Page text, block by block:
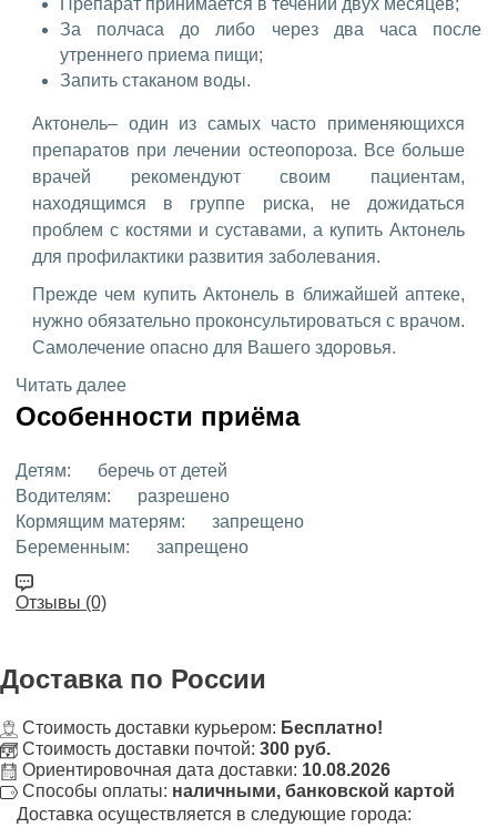
Препарат принимается в течении двух месяцев;
За полчаса до либо через два часа после
утреннего приема пищи;
Запить стаканом воды.
Актонель– один из самых часто применяющихся
препаратов при лечении остеопороза. Все больше
врачей рекомендуют своим пациентам,
находящимся в группе риска, не дожидаться
проблем с костями и суставами, а купить Актонель
для профилактики развития заболевания.
Прежде чем купить Актонель в ближайшей аптеке,
нужно обязательно проконсультироваться с врачом.
Самолечение опасно для Вашего здоровья.
Читать далее
Особенности приёма
Детям:
беречь от детей
Водителям:
разрешено
Кормящим матерям:
запрещено
Беременным:
запрещено
Отзывы (0)
Доставка по России
Стоимость доставки курьером: Бесплатно!
Стоимость доставки почтой: 300 руб.
Ориентировочная дата доставки: 10.08.2026
Способы оплаты: наличными, банковской картой
Доставка осуществляется в следующие города: